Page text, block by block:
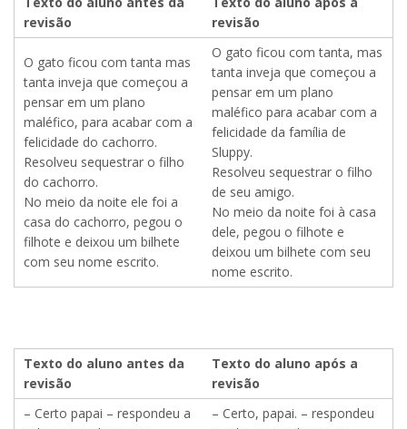
revisão
revisão
O gato ficou com tanta mas
tanta inveja que começou a
pensar em um plano
maléfico, para acabar com a
felicidade do cachorro.
Resolveu sequestrar o filho
do cachorro.
No meio da noite ele foi a
casa do cachorro, pegou o
filhote e deixou um bilhete
com seu nome escrito.
O gato ficou com tanta, mas
tanta inveja que começou a
pensar em um plano
maléfico para acabar com a
felicidade da família de
Sluppy.
Resolveu sequestrar o filho
de seu amigo.
No meio da noite foi à casa
dele, pegou o filhote e
deixou um bilhete com seu
nome escrito.
Texto do aluno antes da
revisão
Texto do aluno após a
revisão
– Certo papai – respondeu a
– Certo, papai. – respondeu